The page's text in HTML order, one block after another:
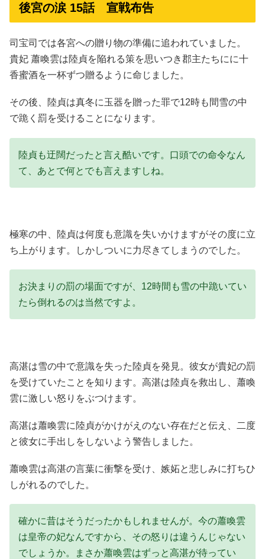
後宮の涙 15話 宣戦布告
司宝司では各宮への贈り物の準備に追われていました。
貴妃 蕭喚雲は陸貞を陥れる策を思いつき郡主たちにに十
香蜜酒を一杯ずつ贈るように命じました。
その後、陸貞は真冬に玉器を贈った罪で12時も間雪の中
で跪く罰を受けることになります。
陸貞も迂闊だったと言え酷いです。口頭での命令なん
て、あとで何とでも言えますしね。
極寒の中、陸貞は何度も意識を失いかけますがその度に立
ち上がります。しかしついに力尽きてしまうのでした。
お決まりの罰の場面ですが、12時間も雪の中跪いてい
たら倒れるのは当然ですよ。
高湛は雪の中で意識を失った陸貞を発見。彼女が貴妃の罰
を受けていたことを知ります。高湛は陸貞を救出し、蕭喚
雲に激しい怒りをぶつけます。
高湛は蕭喚雲に陸貞がかけがえのない存在だと伝え、二度
と彼女に手出しをしないよう警告しました。
蕭喚雲は高湛の言葉に衝撃を受け、嫉妬と悲しみに打ちひ
しがれるのでした。
確かに昔はそうだったかもしれませんが。今の蕭喚雲
は皇帝の妃なんですから、その怒りは違うんじゃない
でしょうか。まさか蕭喚雲はずっと高湛が待ってい